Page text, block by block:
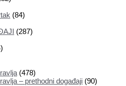
(84)
(287)
(478)
– prethodni događaji (90)